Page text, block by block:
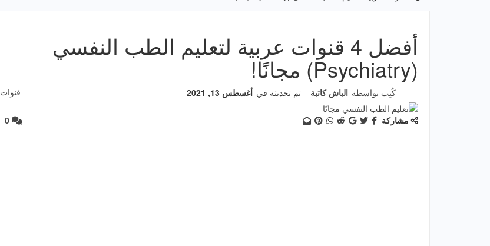
أفضل 4 قنوات عربية لتعليم الطب النفسي
(Psychiatry) مجانًا!
قنوات كُتِب بواسطة الباش كاتبة تم تحديثه في أغسطس 13, 2021
0 مشاركة